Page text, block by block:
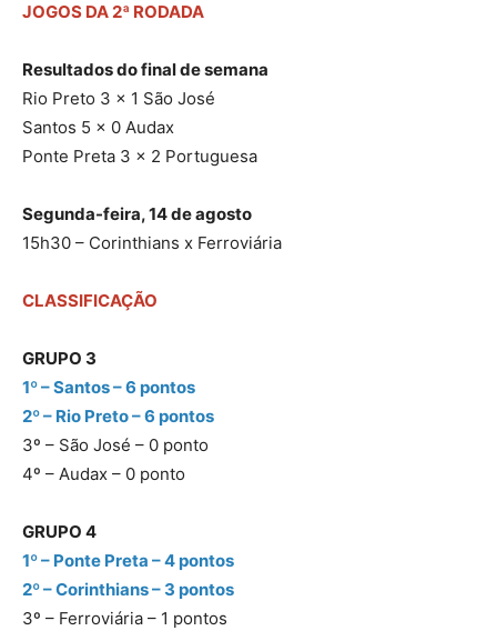
JOGOS DA 2ª RODADA
Resultados do final de semana
Rio Preto 3 x 1 São José
Santos 5 x 0 Audax
Ponte Preta 3 x 2 Portuguesa
Segunda-feira, 14 de agosto
15h30 – Corinthians x Ferroviária
CLASSIFICAÇÃO
GRUPO 3
1º – Santos – 6 pontos
2º – Rio Preto – 6 pontos
3º – São José – 0 ponto
4º – Audax – 0 ponto
GRUPO 4
1º – Ponte Preta – 4 pontos
2º – Corinthians – 3 pontos
3º – Ferroviária – 1 pontos